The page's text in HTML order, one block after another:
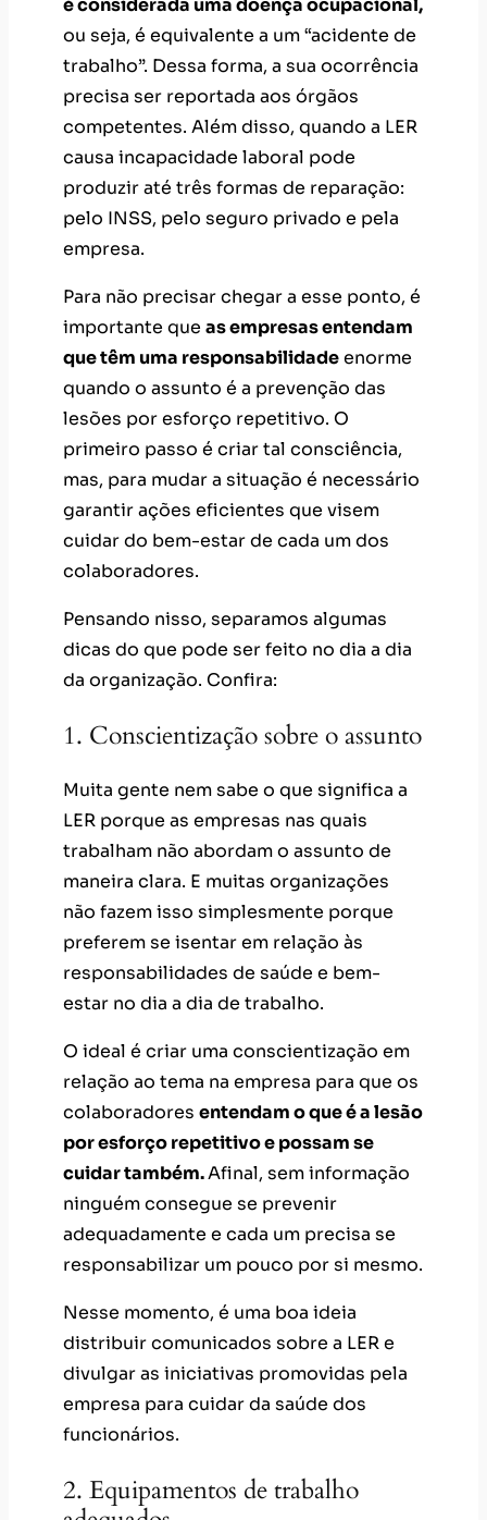
é considerada uma doença ocupacional,
ou seja, é equivalente a um “acidente de
trabalho”. Dessa forma, a sua ocorrência
precisa ser reportada aos órgãos
competentes. Além disso, quando a LER
causa incapacidade laboral pode
produzir até três formas de reparação:
pelo INSS, pelo seguro privado e pela
empresa.
Para não precisar chegar a esse ponto, é
importante que as empresas entendam
que têm uma responsabilidadeenorme
quando o assunto é a prevenção das
lesões por esforço repetitivo. O
primeiro passo é criar tal consciência,
mas, para mudar a situação é necessário
garantir ações eficientes que visem
cuidar do bem-estar de cada um dos
colaboradores.
Pensando nisso, separamos algumas
dicas do que pode ser feito no dia a dia
da organização. Confira:
1. Conscientização sobre o assunto
Muita gente nem sabe o que significa a
LER porque as empresas nas quais
trabalham não abordam o assunto de
maneira clara. E muitas organizações
não fazem isso simplesmente porque
preferem se isentar em relação às
responsabilidades de saúde e bem-
estar no dia a dia de trabalho.
O ideal é criar uma conscientização em
relação ao tema na empresa para que os
colaboradores entendam o que é a lesão
por esforço repetitivo e possam se
cuidar também.Afinal, sem informação
ninguém consegue se prevenir
adequadamente e cada um precisa se
responsabilizar um pouco por si mesmo.
Nesse momento, é uma boa ideia
distribuir comunicados sobre a LER e
divulgar as iniciativas promovidas pela
empresa para cuidar da saúde dos
funcionários.
2. Equipamentos de trabalho